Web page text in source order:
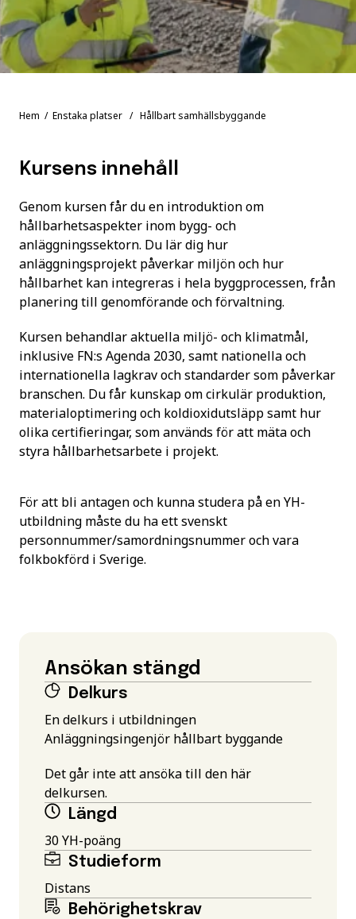
Hem / Enstaka platser / Hållbart samhällsbyggande
Kursens innehåll
Genom kursen får du en introduktion om
hållbarhetsaspekter inom bygg- och
anläggningssektorn. Du lär dig hur
anläggningsprojekt påverkar miljön och hur
hållbarhet kan integreras i hela byggprocessen, från
planering till genomförande och förvaltning.
Kursen behandlar aktuella miljö- och klimatmål,
inklusive FN:s Agenda 2030, samt nationella och
internationella lagkrav och standarder som påverkar
branschen. Du får kunskap om cirkulär produktion,
materialoptimering och koldioxidutsläpp samt hur
olika certifieringar, som används för att mäta och
styra hållbarhetsarbete i projekt.
För att bli antagen och kunna studera på en YH-
utbildning måste du ha ett svenskt
personnummer/samordningsnummer och vara
folkbokförd i Sverige.
Ansökan stängd
Delkurs
En delkurs i utbildningen
Anläggningsingenjör hållbart byggande
Det går inte att ansöka till den här
delkursen.
Längd
30 YH-poäng
Studieform
Distans
Behörighetskrav